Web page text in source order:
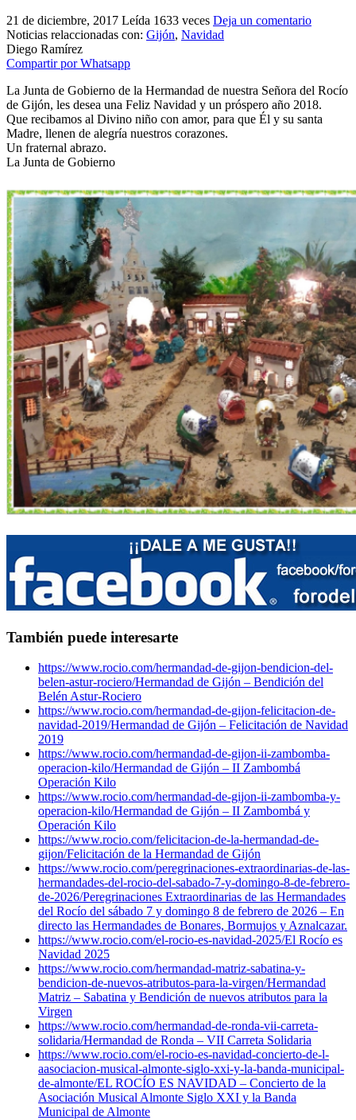
21 de diciembre, 2017 Leída 1633 veces Deja un comentario
Noticias relaccionadas con: Gijón, Navidad
Diego Ramírez
Compartir por Whatsapp
La Junta de Gobierno de la Hermandad de nuestra Señora del Rocío
de Gijón, les desea una Feliz Navidad y un próspero año 2018.
Que recibamos al Divino niño con amor, para que Él y su santa
Madre, llenen de alegría nuestros corazones.
Un fraternal abrazo.
La Junta de Gobierno
También puede interesarte
https://www.rocio.com/hermandad-de-gijon-bendicion-del-
belen-astur-rociero/Hermandad de Gijón – Bendición del
Belén Astur-Rociero
https://www.rocio.com/hermandad-de-gijon-felicitacion-de-
navidad-2019/Hermandad de Gijón – Felicitación de Navidad
2019
https://www.rocio.com/hermandad-de-gijon-ii-zambomba-
operacion-kilo/Hermandad de Gijón – II Zambombá
Operación Kilo
https://www.rocio.com/hermandad-de-gijon-ii-zambomba-y-
operacion-kilo/Hermandad de Gijón – II Zambombá y
Operación Kilo
https://www.rocio.com/felicitacion-de-la-hermandad-de-
gijon/Felicitación de la Hermandad de Gijón
https://www.rocio.com/peregrinaciones-extraordinarias-de-las-
hermandades-del-rocio-del-sabado-7-y-domingo-8-de-febrero-
de-2026/Peregrinaciones Extraordinarias de las Hermandades
del Rocío del sábado 7 y domingo 8 de febrero de 2026 – En
directo las Hermandades de Bonares, Bormujos y Aznalcazar.
https://www.rocio.com/el-rocio-es-navidad-2025/El Rocío es
Navidad 2025
https://www.rocio.com/hermandad-matriz-sabatina-y-
bendicion-de-nuevos-atributos-para-la-virgen/Hermandad
Matriz – Sabatina y Bendición de nuevos atributos para la
Virgen
https://www.rocio.com/hermandad-de-ronda-vii-carreta-
solidaria/Hermandad de Ronda – VII Carreta Solidaria
https://www.rocio.com/el-rocio-es-navidad-concierto-de-l-
aasociacion-musical-almonte-siglo-xxi-y-la-banda-municipal-
de-almonte/EL ROCÍO ES NAVIDAD – Concierto de la
Asociación Musical Almonte Siglo XXI y la Banda
Municipal de Almonte
El traslado cada siete años
¿Cuales son los actos principales que se celebran en el
En el Rocío, ¿dónde me alojo?